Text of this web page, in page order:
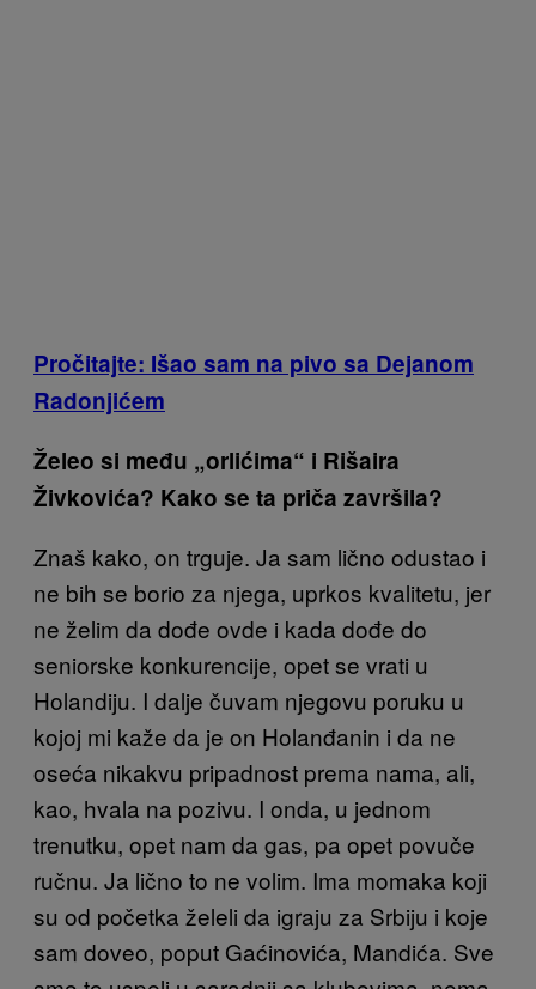
Pročitajte: Išao sam na pivo sa Dejanom
Radonjićem
Želeo si među „orlićima“ i Rišaira
Živkovića? Kako se ta priča završila?
Znaš kako, on trguje. Ja sam lično odustao i
ne bih se borio za njega, uprkos kvalitetu, jer
ne želim da dođe ovde i kada dođe do
seniorske konkurencije, opet se vrati u
Holandiju. I dalje čuvam njegovu poruku u
kojoj mi kaže da je on Holanđanin i da ne
oseća nikakvu pripadnost prema nama, ali,
kao, hvala na pozivu. I onda, u jednom
trenutku, opet nam da gas, pa opet povuče
ručnu. Ja lično to ne volim. Ima momaka koji
su od početka želeli da igraju za Srbiju i koje
sam doveo, poput Gaćinovića, Mandića. Sve